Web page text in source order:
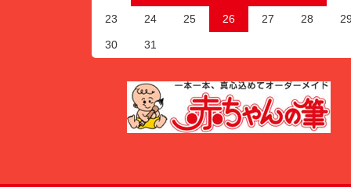
23 24 25 26 27 28 29
30 31